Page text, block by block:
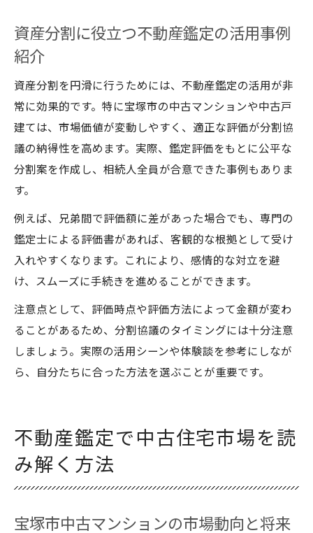
資産分割に役立つ不動産鑑定の活用事例
紹介
資産分割を円滑に行うためには、不動産鑑定の活用が非
常に効果的です。特に宝塚市の中古マンションや中古戸
建ては、市場価値が変動しやすく、適正な評価が分割協
議の納得性を高めます。実際、鑑定評価をもとに公平な
分割案を作成し、相続人全員が合意できた事例もありま
す。
例えば、兄弟間で評価額に差があった場合でも、専門の
鑑定士による評価書があれば、客観的な根拠として受け
入れやすくなります。これにより、感情的な対立を避
け、スムーズに手続きを進めることができます。
注意点として、評価時点や評価方法によって金額が変わ
ることがあるため、分割協議のタイミングには十分注意
しましょう。実際の活用シーンや体験談を参考にしなが
ら、自分たちに合った方法を選ぶことが重要です。
不動産鑑定で中古住宅市場を読
み解く方法
宝塚市中古マンションの市場動向と将来